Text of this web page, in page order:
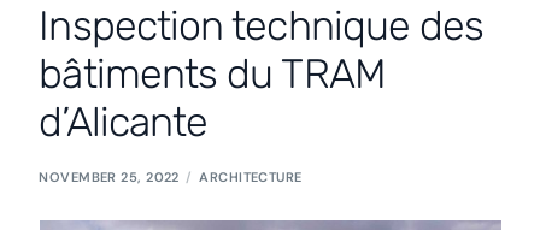
Inspection technique des
bâtiments du TRAM
d’Alicante
NOVEMBER 25, 2022 ARCHITECTURE
Nos activités
Projets
Travailler chez CPS